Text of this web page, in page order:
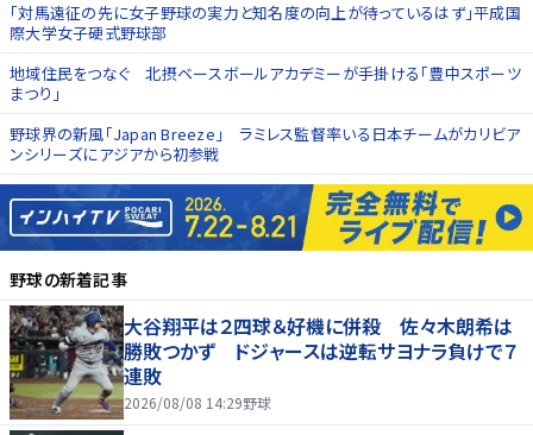
「対馬遠征の先に女子野球の実力と知名度の向上が待っているはず」平成国
際大学女子硬式野球部
地域住民をつなぐ 北摂ベースボールアカデミーが手掛ける「豊中スポーツ
まつり」
野球界の新風「Japan Breeze」 ラミレス監督率いる日本チームがカリビア
ンシリーズにアジアから初参戦
野球の新着記事
大谷翔平は２四球＆好機に併殺 佐々木朗希は
勝敗つかず ドジャースは逆転サヨナラ負けで７
連敗
2026/08/08 14:29野球